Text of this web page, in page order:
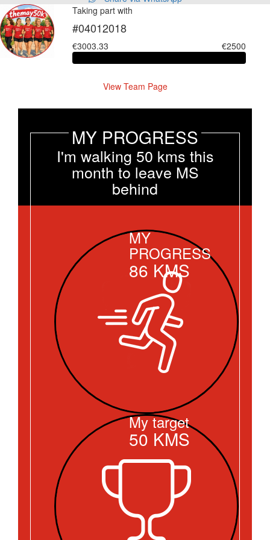
Taking part with
#04012018
€3003.33 €2500
View Team Page
MY PROGRESS
I'm walking 50 kms this
month to leave MS
behind
MY
PROGRESS
86 KMS
My target
50 KMS